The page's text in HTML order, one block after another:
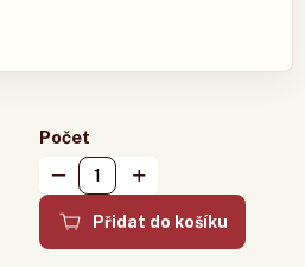
Počet
Přidat do košíku